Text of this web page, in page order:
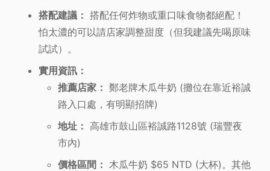
搭配建議： 搭配任何炸物或重口味食物都絕配！
怕太濃的可以請店家調整甜度（但我建議先喝原味
試試）。
實用資訊：
推薦店家： 鄭老牌木瓜牛奶 (攤位在靠近裕誠
路入口處，有明顯招牌)
地址： 高雄市鼓山區裕誠路1128號 (瑞豐夜
市內)
價格區間： 木瓜牛奶 $65 NTD (大杯)。其他